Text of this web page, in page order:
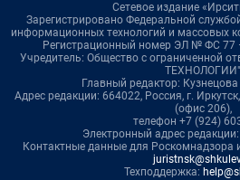
Сетевое издание
Зарегистрировано Федеральной
информационных технологий и массовых
Регистрационный номер ЭЛ № ФС 77
Учредитель: Общество с ограниченной
ТЕХНОЛОГИИ"
Главный редактор:
Адрес редакции: 664022, Россия, г.
(офис 206),
телефон +7 (924)
Электронный адрес редакции:
Контактные данные для Роскомнадзора
Техподдержка: